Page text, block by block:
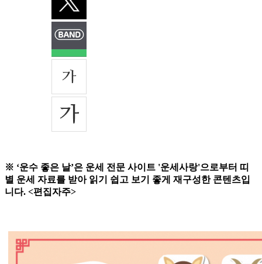
※ ‘운수 좋은 날’은 운세 전문 사이트 '운세사랑'으로부터 띠
별 운세 자료를 받아 읽기 쉽고 보기 좋게 재구성한 콘텐츠입
니다. <편집자주>